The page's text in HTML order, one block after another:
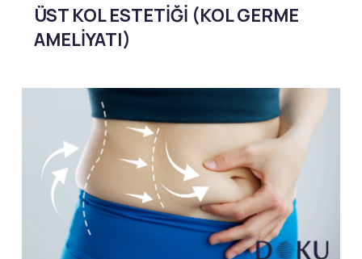
ÜST KOL ESTETIĞI (KOL GERME
AMELIYATI)